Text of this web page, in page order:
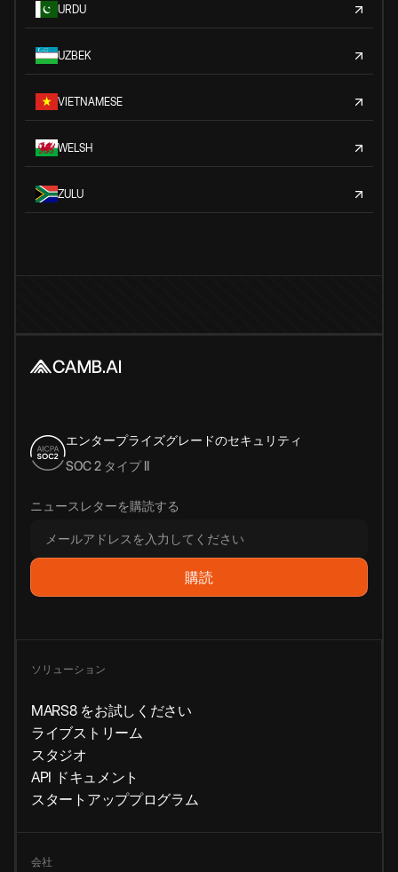
URDU
UZBEK
VIETNAMESE
WELSH
ZULU
エンタープライズグレードのセキュリティ
SOC 2 タイプ II
ニュースレターを購読する
ソリューション
MARS8 をお試しください
ライブストリーム
スタジオ
API ドキュメント
スタートアッププログラム
会社